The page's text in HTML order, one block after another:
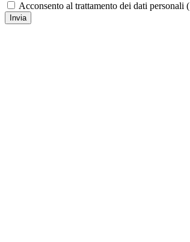
Acconsento al trattamento dei dati personali (
Invia